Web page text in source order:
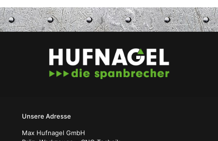
Unsere Adresse
Max Hufnagel GmbH